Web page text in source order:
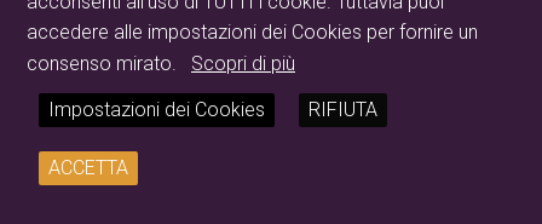
accedere alle impostazioni dei Cookies per fornire un
consenso mirato.
Scopri di più
Impostazioni dei Cookies
RIFIUTA
ACCETTA